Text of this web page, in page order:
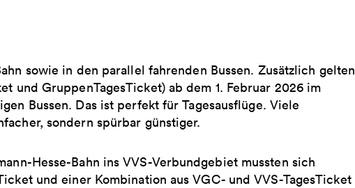
sowie in den parallel fahrenden Bussen. Zusätzlich gelten
und GruppenTagesTicket) ab dem 1. Februar 2026 im
Bussen. Das ist perfekt für Tagesausflüge. Viele
sondern spürbar günstiger.
Hesse-Bahn ins VVS-Verbundgebiet mussten sich
und einer Kombination aus VGC- und VVS-TagesTicket